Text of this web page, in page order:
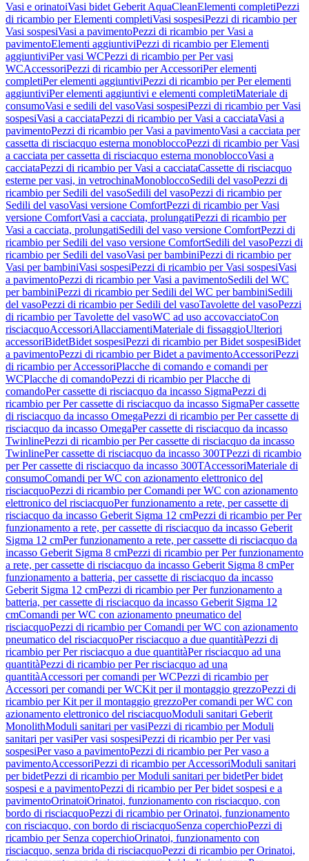
Vasi e orinatoiVasi bidet Geberit AquaCleanElementi completiPezzi
di ricambio per Elementi completiVasi sospesiPezzi di ricambio per
Vasi sospesiVasi a pavimentoPezzi di ricambio per Vasi a
pavimentoElementi aggiuntiviPezzi di ricambio per Elementi
aggiuntiviPer vasi WCPezzi di ricambio per Per vasi
WCAccessoriPezzi di ricambio per AccessoriPer elementi
completiPer elementi aggiuntiviPezzi di ricambio per Per elementi
aggiuntiviPer elementi aggiuntivi e elementi completiMateriale di
consumoVasi e sedili del vasoVasi sospesiPezzi di ricambio per Vasi
sospesiVasi a cacciataPezzi di ricambio per Vasi a cacciataVasi a
pavimentoPezzi di ricambio per Vasi a pavimentoVasi a cacciata per
cassetta di risciacquo esterna monobloccoPezzi di ricambio per Vasi
a cacciata per cassetta di risciacquo esterna monobloccoVasi a
cacciataPezzi di ricambio per Vasi a cacciataCassette di risciacquo
esterne per vasi, in vetrochinaMonobloccoSedili del vasoPezzi di
ricambio per Sedili del vasoSedili del vasoPezzi di ricambio per
Sedili del vasoVasi versione ComfortPezzi di ricambio per Vasi
versione ComfortVasi a cacciata, prolungatiPezzi di ricambio per
Vasi a cacciata, prolungatiSedili del vaso versione ComfortPezzi di
ricambio per Sedili del vaso versione ComfortSedili del vasoPezzi di
ricambio per Sedili del vasoVasi per bambiniPezzi di ricambio per
Vasi per bambiniVasi sospesiPezzi di ricambio per Vasi sospesiVasi
a pavimentoPezzi di ricambio per Vasi a pavimentoSedili del WC
per bambiniPezzi di ricambio per Sedili del WC per bambiniSedili
del vasoPezzi di ricambio per Sedili del vasoTavolette del vasoPezzi
di ricambio per Tavolette del vasoWC ad uso accovacciatoCon
risciacquoAccessoriAllacciamentiMateriale di fissaggioUlteriori
accessoriBidetBidet sospesiPezzi di ricambio per Bidet sospesiBidet
a pavimentoPezzi di ricambio per Bidet a pavimentoAccessoriPezzi
di ricambio per AccessoriPlacche di comando e comandi per
WCPlacche di comandoPezzi di ricambio per Placche di
comandoPer cassette di risciacquo da incasso SigmaPezzi di
ricambio per Per cassette di risciacquo da incasso SigmaPer cassette
di risciacquo da incasso OmegaPezzi di ricambio per Per cassette di
risciacquo da incasso OmegaPer cassette di risciacquo da incasso
TwinlinePezzi di ricambio per Per cassette di risciacquo da incasso
TwinlinePer cassette di risciacquo da incasso 300TPezzi di ricambio
per Per cassette di risciacquo da incasso 300TAccessoriMateriale di
consumoComandi per WC con azionamento elettronico del
risciacquoPezzi di ricambio per Comandi per WC con azionamento
elettronico del risciacquoPer funzionamento a rete, per cassette di
risciacquo da incasso Geberit Sigma 12 cmPezzi di ricambio per Per
funzionamento a rete, per cassette di risciacquo da incasso Geberit
Sigma 12 cmPer funzionamento a rete, per cassette di risciacquo da
incasso Geberit Sigma 8 cmPezzi di ricambio per Per funzionamento
a rete, per cassette di risciacquo da incasso Geberit Sigma 8 cmPer
funzionamento a batteria, per cassette di risciacquo da incasso
Geberit Sigma 12 cmPezzi di ricambio per Per funzionamento a
batteria, per cassette di risciacquo da incasso Geberit Sigma 12
cmComandi per WC con azionamento pneumatico del
risciacquoPezzi di ricambio per Comandi per WC con azionamento
pneumatico del risciacquoPer risciacquo a due quantitàPezzi di
ricambio per Per risciacquo a due quantitàPer risciacquo ad una
quantitàPezzi di ricambio per Per risciacquo ad una
quantitàAccessori per comandi per WCPezzi di ricambio per
Accessori per comandi per WCKit per il montaggio grezzoPezzi di
ricambio per Kit per il montaggio grezzoPer comandi per WC con
azionamento elettronico del risciacquoModuli sanitari Geberit
MonolithModuli sanitari per vasiPezzi di ricambio per Moduli
sanitari per vasiPer vasi sospesiPezzi di ricambio per Per vasi
sospesiPer vaso a pavimentoPezzi di ricambio per Per vaso a
pavimentoAccessoriPezzi di ricambio per AccessoriModuli sanitari
per bidetPezzi di ricambio per Moduli sanitari per bidetPer bidet
sospesi e a pavimentoPezzi di ricambio per Per bidet sospesi e a
pavimentoOrinatoiOrinatoi, funzionamento con risciacquo, con
bordo di risciacquoPezzi di ricambio per Orinatoi, funzionamento
con risciacquo, con bordo di risciacquoSenza coperchioPezzi di
ricambio per Senza coperchioOrinatoi, funzionamento con
risciacquo, senza brida di risciacquoPezzi di ricambio per Orinatoi,